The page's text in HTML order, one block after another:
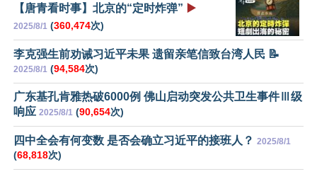
【唐青看时事】北京的“定时炸弹” ▶️
2025/8/1 (360,474次)
李克强生前劝诫习近平未果 遗留亲笔信致台湾人民 📝
2025/8/1 (94,584次)
广东基孔肯雅热破6000例 佛山启动突发公共卫生事件Ⅲ级
响应 2025/8/1 (90,654次)
四中全会有何变数 是否会确立习近平的接班人？ 2025/8/1
(68,818次)